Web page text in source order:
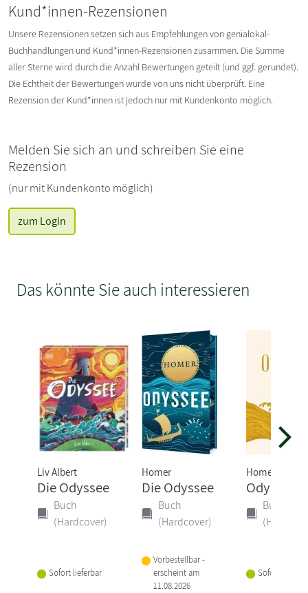
Kund*innen-Rezensionen
Unsere Rezensionen setzen sich aus Empfehlungen von genialokal-
Buchhandlungen und Kund*innen-Rezensionen zusammen. Die Summe
aller Sterne wird durch die Anzahl Bewertungen geteilt (und ggf. gerundet).
Die Echtheit der Bewertungen wurde von uns nicht überprüft. Eine
Rezension der Kund*innen ist jedoch nur mit Kundenkonto möglich.
Melden Sie sich an und schreiben Sie eine
Rezension
(nur mit Kundenkonto möglich)
zum Login
Das könnte Sie auch interessieren
Liv Albert
Die Odyssee
Buch
(Hardcover)
Sofort lieferbar
Homer
Die Odyssee
Buch
(Hardcover)
Vorbestellbar -
erscheint am
11.08.2026
Homer
Odyssee
Buch
Sofort